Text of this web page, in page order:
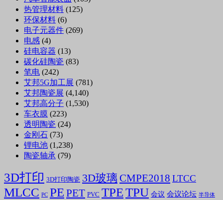
热管理材料 (125)
环保材料 (6)
电子元器件 (269)
电感 (4)
硅电容器 (13)
碳化硅陶瓷 (83)
笔电 (242)
艾邦5G加工展 (781)
艾邦陶瓷展 (4,140)
艾邦高分子 (1,530)
车衣膜 (223)
透明陶瓷 (24)
金刚石 (73)
锂电池 (1,238)
陶瓷轴承 (79)
3D打印 3D打印陶瓷 3D玻璃 CMPE2018 LTCC
MLCC PC PE PET PVC TPETPU 会议 会议论坛 半导体